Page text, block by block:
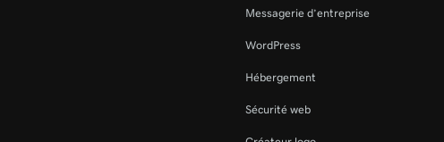
Messagerie d’entreprise
WordPress
Hébergement
Sécurité web